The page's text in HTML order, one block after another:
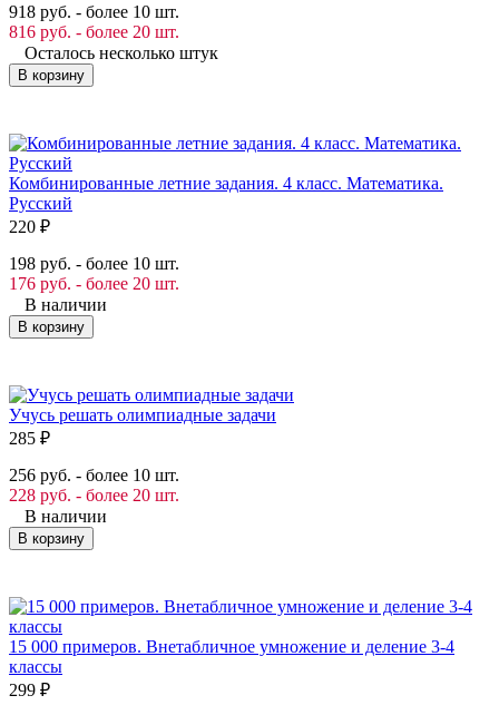
918 руб. - более 10 шт.
816 руб. - более 20 шт.
Осталось несколько штук
В корзину
Комбинированные летние задания. 4 класс. Математика.
Русский
220 ₽
198 руб. - более 10 шт.
176 руб. - более 20 шт.
В наличии
В корзину
Учусь решать олимпиадные задачи
285 ₽
256 руб. - более 10 шт.
228 руб. - более 20 шт.
В наличии
В корзину
15 000 примеров. Внетабличное умножение и деление 3-4
классы
299 ₽